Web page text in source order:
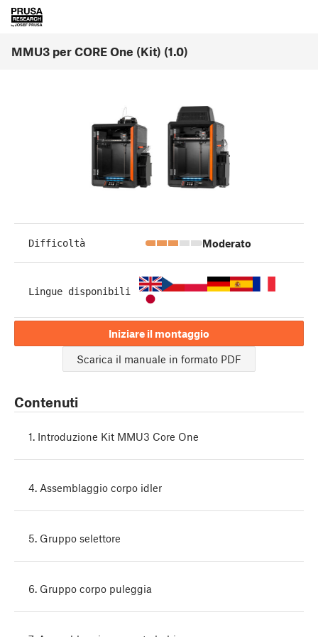
MMU3 per CORE One (Kit) (1.0)
Difficoltà Moderato
Lingue disponibili
Iniziare il montaggio
Scarica il manuale in formato PDF
Contenuti
1. Introduzione Kit MMU3 Core One
4. Assemblaggio corpo idler
5. Gruppo selettore
6. Gruppo corpo puleggia